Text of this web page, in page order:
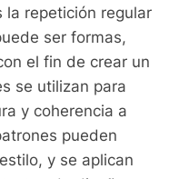
la repetición regular
ser formas,
el fin de crear un
se utilizan para
y coherencia a
pueden
y se aplican